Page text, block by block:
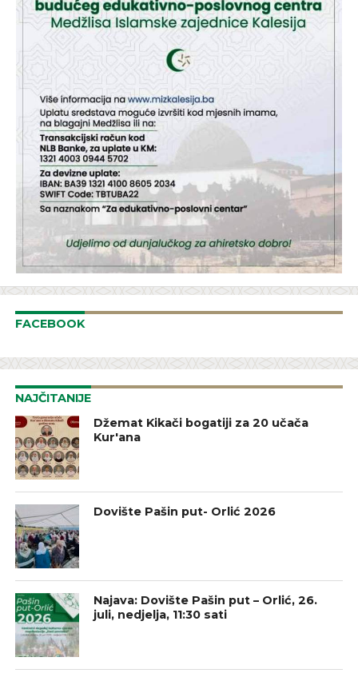
FACEBOOK
NAJČITANIJE
Džemat Kikači bogatiji za 20 učača
Kur'ana
Dovište Pašin put- Orlić 2026
Najava: Dovište Pašin put – Orlić, 26.
juli, nedjelja, 11:30 sati